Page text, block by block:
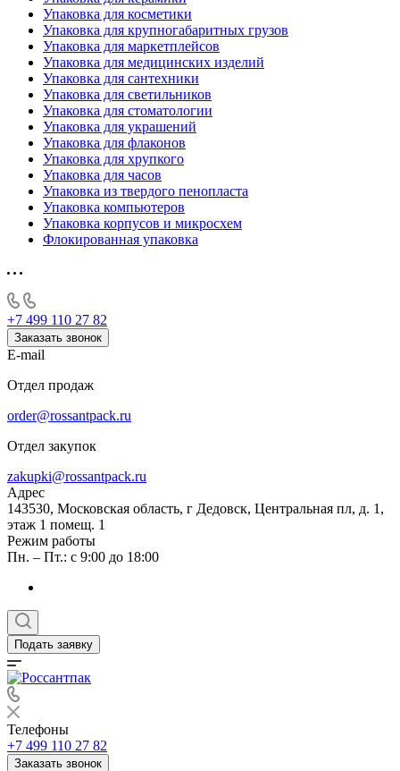
Упаковка для косметики
Упаковка для крупногабаритных грузов
Упаковка для маркетплейсов
Упаковка для медицинских изделий
Упаковка для сантехники
Упаковка для светильников
Упаковка для стоматологии
Упаковка для украшений
Упаковка для флаконов
Упаковка для хрупкого
Упаковка для часов
Упаковка из твердого пенопласта
Упаковка компьютеров
Упаковка корпусов и микросхем
Флокированная упаковка
+7 499 110 27 82
Заказать звонок
E-mail
Отдел продаж
order@rossantpack.ru
Отдел закупок
zakupki@rossantpack.ru
Адрес
143530, Московская область, г Дедовск, Центральная пл, д. 1,
этаж 1 помещ. 1
Режим работы
Пн. – Пт.: с 9:00 до 18:00
Подать заявку
Телефоны
+7 499 110 27 82
Заказать звонок